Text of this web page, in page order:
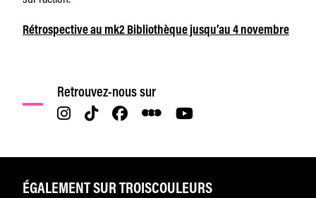
Rétrospective au mk2 Bibliothèque jusqu’au 4 novembre
Retrouvez-nous sur
ÉGALEMENT SUR TROISCOULEURS